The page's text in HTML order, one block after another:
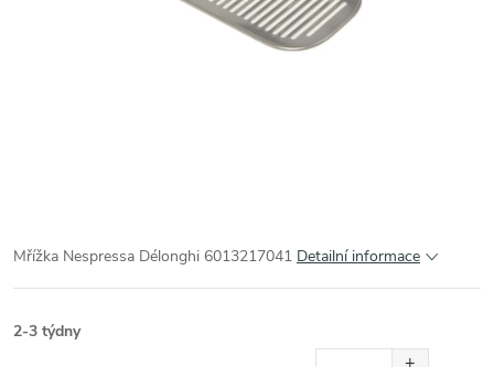
Mřížka Nespressa Délonghi 6013217041 Detailní informace
2-3 týdny